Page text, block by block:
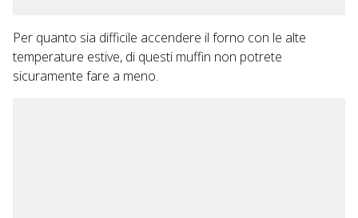
Per quanto sia difficile accendere il forno con le alte
temperature estive, di questi muffin non potrete
sicuramente fare a meno.